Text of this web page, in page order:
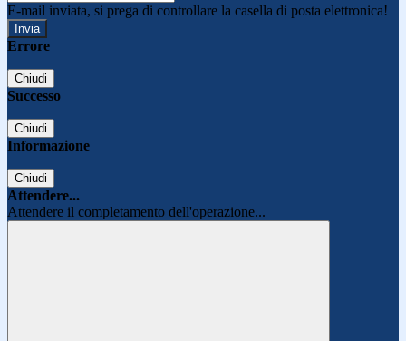
E-mail inviata, si prega di controllare la casella di posta elettronica!
Errore
Chiudi
Successo
Chiudi
Informazione
Chiudi
Attendere...
Attendere il completamento dell'operazione...